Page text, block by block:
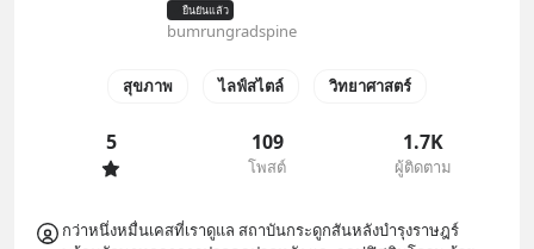
ยืนยันแล้ว
bumrungradspine
สุขภาพ ไลฟ์สไตล์ วิทยาศาสตร์
5 109
โพสต์
1.7K
ผู้ติดตาม
กว่าหนึ่งหมื่นเคสที่เราดูแล สถาบันกระดูกสันหลังบำรุงราษฎร์